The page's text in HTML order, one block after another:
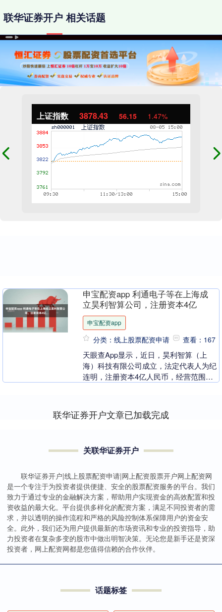
上证指数 3878.43 56.15 1.47%
联华证券开户 相关话题
申宝配资app 利通电子等在上海成
立昊利智算公司，注册资本4亿
申宝配资app
分类：线上股票配资申请 查看：167
天眼查App显示，近日，昊利智算（上
海）科技有限公司成立，法定代表人为纪
连明，注册资本4亿人民币，经营范围包
联华证券开户文章已加载完成
关联华证券开户
联华证券开户|线上股票配资申请|网上配资股票开户网上配资网
是一个专注于为投资者提供便捷、安全的股票配资服务的平台。我们
致力于通过专业的金融解决方案，帮助用户实现资金的高效配置和投
资收益的最大化。平台提供多样化的配资方案，满足不同投资者的需
求，并以透明的操作流程和严格的风险控制体系保障用户的资金安
全。此外，我们还为用户提供最新的市场资讯和专业的投资指导，助
力投资者在复杂多变的股市中做出明智决策。无论您是新手还是资深
投资者，网上配资网都是您值得信赖的合作伙伴。
话题标签